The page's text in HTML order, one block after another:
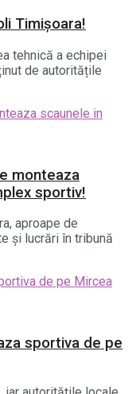
Timișoara!
tehnică a echipei
de autoritățile
monteaza
sportiv!
aproape de
și lucrări în tribună
sportiva de pe